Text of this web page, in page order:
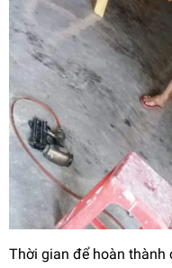
Thời gian để hoàn thành